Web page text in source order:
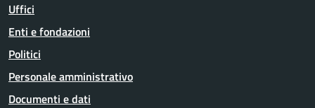
Uffici
Enti e fondazioni
Politici
Personale amministrativo
Documenti e dati